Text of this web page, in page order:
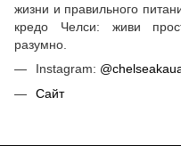
жизни и правильного
кредо Челси: живи
разумно.
Instagram:
Сайт